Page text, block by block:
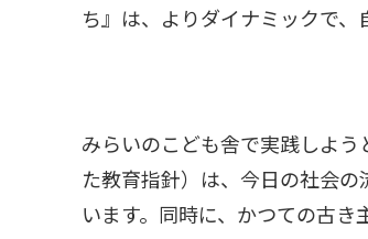
ち』は、よりダイナミックで
みらいのこども舎で実践しよ
た教育指針）は、今日の社会
います。同時に、かつての古